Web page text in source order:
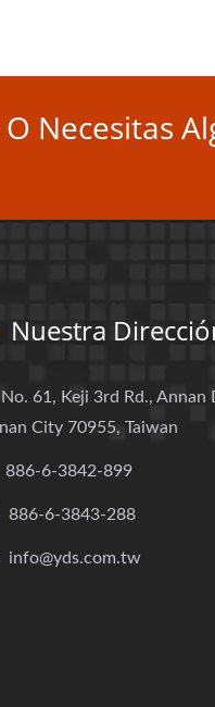
Necesitas
Nuestra
No. 61, Keji 3rd Rd., Annan
City 70955, Taiwan
886-6-3842-899
886-6-3843-288
info@yds.com.tw